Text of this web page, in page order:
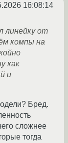
16:08:14
линейку от
компы на
как
и
Бред.
сложнее
тогда